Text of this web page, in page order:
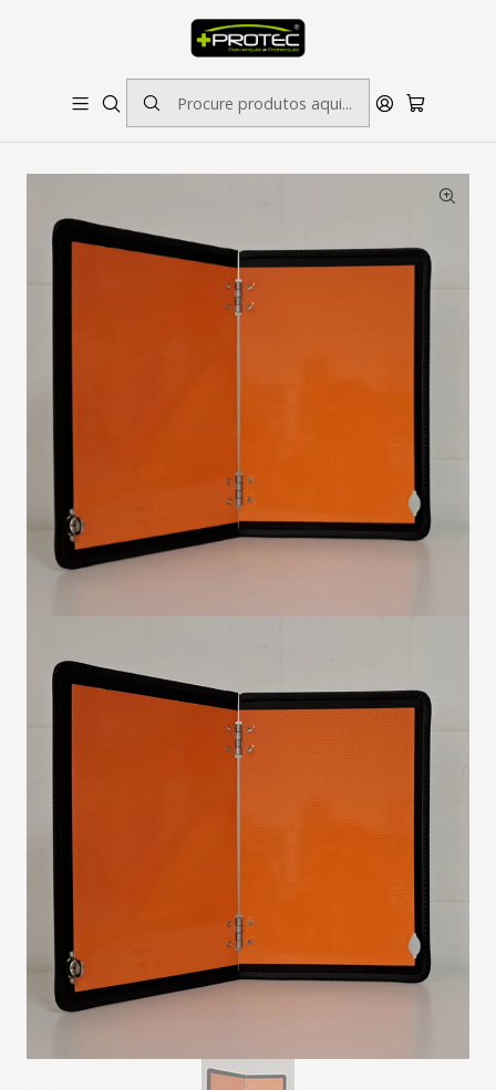
SOLICITE ORÇAMENTO PARA ESTAMPADOS/BORDADOS // SINALÉTICA:
OUTRAS DIMENSÕES SOB CONSULTA
Início Outros Produtos Placa ADR Dobrável